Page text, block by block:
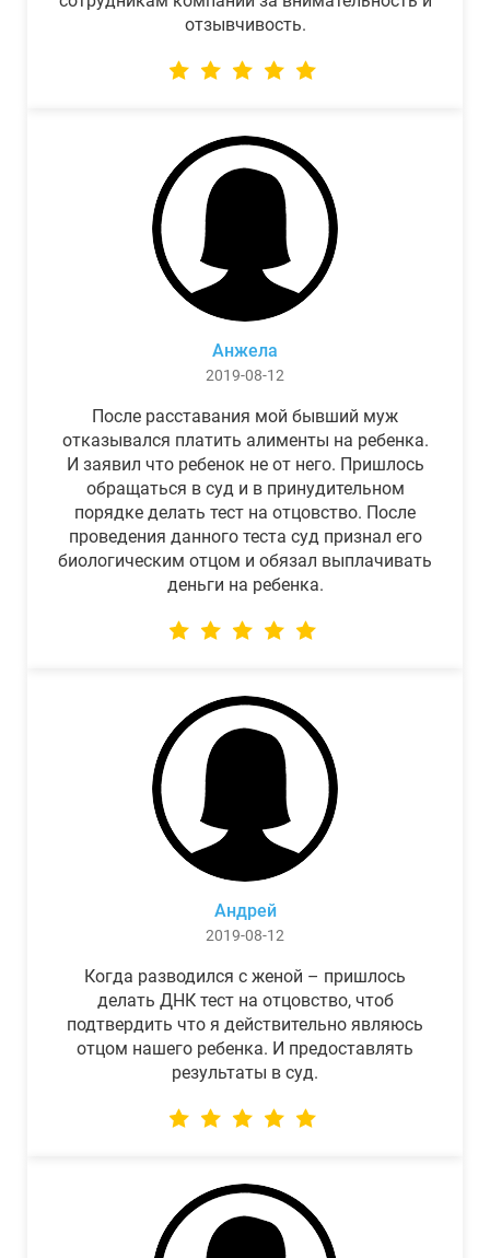
отзывчивость.
Анжела
2019-08-12
После расставания мой бывший муж
отказывался платить алименты на ребенка.
И заявил что ребенок не от него. Пришлось
обращаться в суд и в принудительном
порядке делать тест на отцовство. После
проведения данного теста суд признал его
биологическим отцом и обязал выплачивать
деньги на ребенка.
Андрей
2019-08-12
Когда разводился с женой – пришлось
делать ДНК тест на отцовство, чтоб
подтвердить что я действительно являюсь
отцом нашего ребенка. И предоставлять
результаты в суд.